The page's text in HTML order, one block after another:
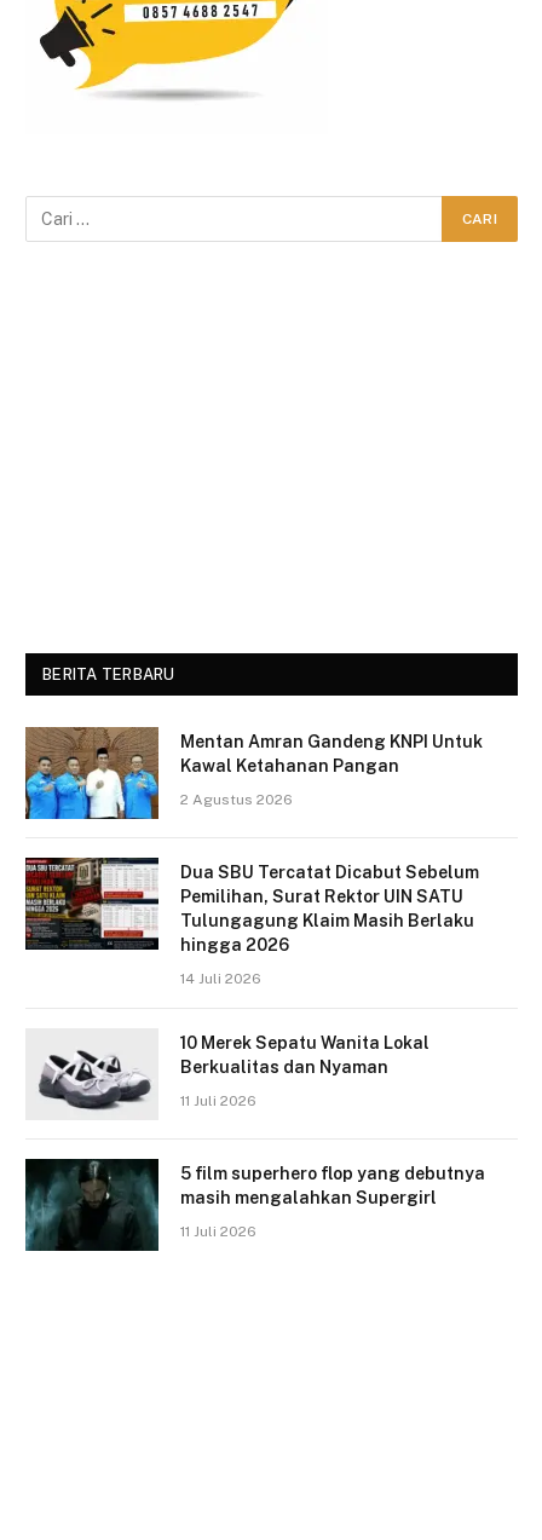
BERITA TERBARU
Mentan Amran Gandeng KNPI Untuk
Kawal Ketahanan Pangan
2 Agustus 2026
Dua SBU Tercatat Dicabut Sebelum
Pemilihan, Surat Rektor UIN SATU
Tulungagung Klaim Masih Berlaku
hingga 2026
14 Juli 2026
10 Merek Sepatu Wanita Lokal
Berkualitas dan Nyaman
11 Juli 2026
5 film superhero flop yang debutnya
masih mengalahkan Supergirl
11 Juli 2026